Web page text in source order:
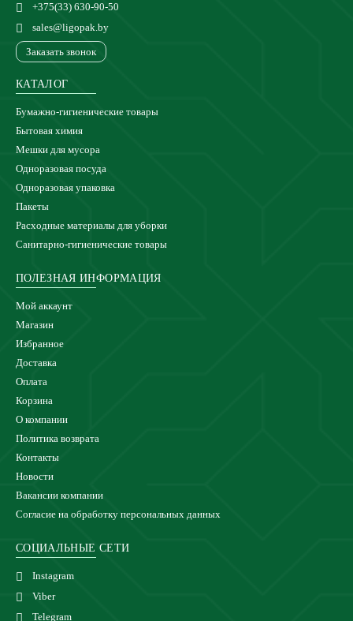
+375(33) 630-90-50
sales@ligopak.by
Заказать звонок
КАТАЛОГ
Бумажно-гигиенические товары
Бытовая химия
Мешки для мусора
Одноразовая посуда
Одноразовая упаковка
Пакеты
Расходные материалы для уборки
Санитарно-гигиенические товары
ПОЛЕЗНАЯ ИНФОРМАЦИЯ
Мой аккаунт
Магазин
Избранное
Доставка
Оплата
Корзина
О компании
Политика возврата
Контакты
Новости
Вакансии компании
Согласие на обработку персональных данных
СОЦИАЛЬНЫЕ СЕТИ
Instagram
Viber
Telegram